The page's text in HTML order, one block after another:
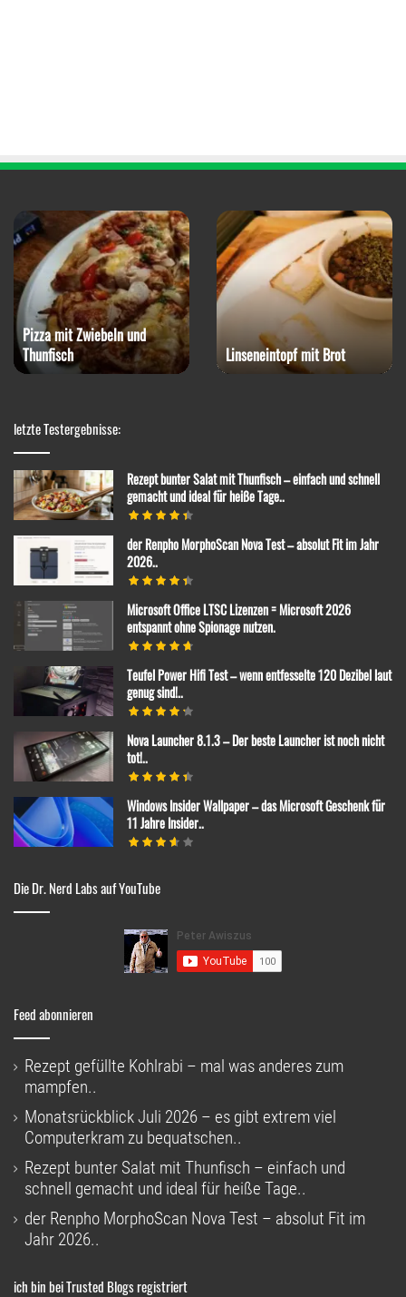
Pizza mit Zwiebeln und
Thunfisch
Linseneintopf mit Brot
letzte Testergebnisse:
Rezept bunter Salat mit Thunfisch – einfach und schnell
gemacht und ideal für heiße Tage..
der Renpho MorphoScan Nova Test – absolut Fit im Jahr
2026..
Microsoft Office LTSC Lizenzen = Microsoft 2026
entspannt ohne Spionage nutzen.
Teufel Power Hifi Test – wenn entfesselte 120 Dezibel laut
genug sind!..
Nova Launcher 8.1.3 – Der beste Launcher ist noch nicht
tot!..
Windows Insider Wallpaper – das Microsoft Geschenk für
11 Jahre Insider..
Die Dr. Nerd Labs auf YouTube
Feed abonnieren
Rezept gefüllte Kohlrabi – mal was anderes zum
mampfen..
Monatsrückblick Juli 2026 – es gibt extrem viel
Computerkram zu bequatschen..
Rezept bunter Salat mit Thunfisch – einfach und
schnell gemacht und ideal für heiße Tage..
der Renpho MorphoScan Nova Test – absolut Fit im
Jahr 2026..
ich bin bei Trusted Blogs registriert